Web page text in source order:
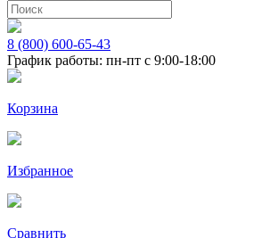
8 (800) 600-65-43
График работы: пн-пт с 9:00-18:00
Корзина
Избранное
Сравнить